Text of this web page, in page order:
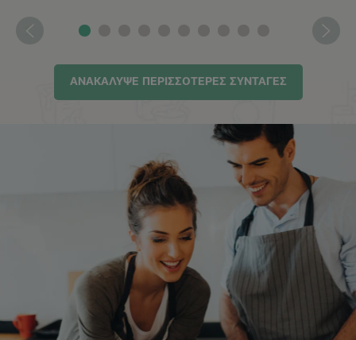
ΑΝΑΚΑΛΥΨΕ ΠΕΡΙΣΣΟΤΕΡΕΣ ΣΥΝΤΑΓΕΣ